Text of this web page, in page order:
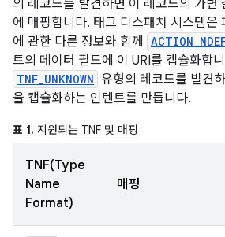
의 레코드를 발견하면 이 레코드의 가변
에 매핑합니다. 태그 디스패치 시스템은
에 관한 다른 정보와 함께
트의 데이터 필드에 이 URI를 캡슐화합
TNF_UNKNOWN 유형의 레코드를 발견
을 캡슐화하는 인텐트를 만듭니다.
표 1. 지원되는 TNF 및 매핑
TNF(Type
Name
Format)
매핑